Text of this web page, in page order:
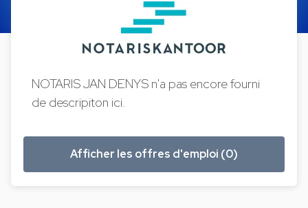
NOTARIS JAN DENYS n'a pas encore fourni
de descripiton ici.
Afficher les offres d'emploi (0)